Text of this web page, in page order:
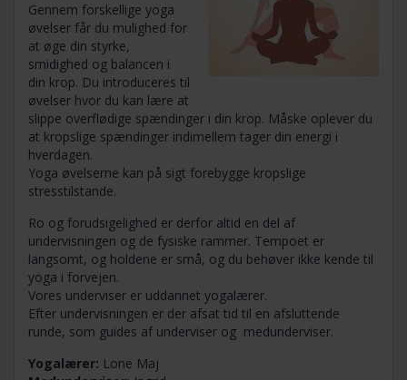
Gennem forskellige yoga
øvelser får du mulighed for
at øge din styrke,
smidighed og balancen i
din krop. Du introduceres til
øvelser hvor du kan lære at
slippe overflødige spændinger i din krop. Måske oplever du
at kropslige spændinger indimellem tager din energi i
hverdagen.
Yoga øvelserne kan på sigt forebygge kropslige
stresstilstande.
Ro og forudsigelighed er derfor altid en del af
undervisningen og de fysiske rammer. Tempoet er
langsomt, og holdene er små, og du behøver ikke kende til
yoga i forvejen.
Vores underviser er uddannet yogalærer.
Efter undervisningen er der afsat tid til en afsluttende
runde, som guides af underviser og medunderviser.
Yogalærer: Lone Maj